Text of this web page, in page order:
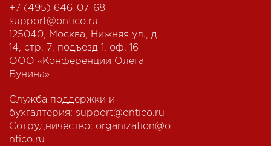
+7 (495) 646-07-68
support@ontico.ru
125040, Москва, Нижняя ул., д.
14, стр. 7, подъезд 1, оф. 16
ООО «Конференции Олега
Бунина»
Служба поддержки и
бухгалтерия: support@ontico.ru
Сотрудничество: organization@o
ntico.ru